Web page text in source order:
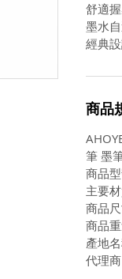
舒適
墨水
經典
商品
筆 墨
商品
主要
商品
商品
產地
代理